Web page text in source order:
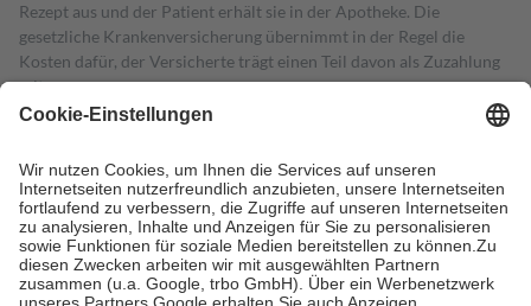
Rezept aus und der Patient erhält sie in der Apotheke. Die
gesetzliche Krankenversicherung übernimmt in der Regel die
Kosten dafür, der Versicherte trägt einen Teil davon als Zuzahlung
mit.
Grundsätzlich leisten Mitglieder Zuzahlungen in Höhe von zehn
höchstens zehn Euro.
Es sind jedoch nie mehr als die tatsächlichen
Kosten der Leistung zu entrichten.
Diese Regeln gelten grundsätzlich auch für Online-Apotheken.
Bei Heilmitteln und häuslicher Krankenpflege beträgt die
Zuzahlung zehn Prozent der Kosten sowie zehn Euro je
Verordnung.